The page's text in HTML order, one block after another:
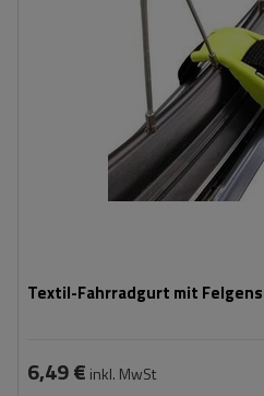
Textil-Fahrradgurt mit
6,49 € inkl. MwSt